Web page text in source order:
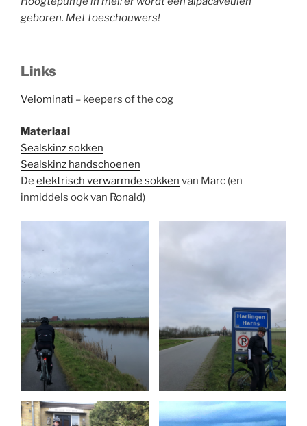
geboren. Met toeschouwers!
Links
Velominati – keepers of the cog
Materiaal
Sealskinz sokken
Sealskinz handschoenen
De elektrisch verwarmde sokken van Marc (en
inmiddels ook van Ronald)